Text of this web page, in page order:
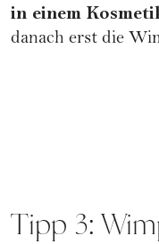
in einem
danach erst die
Tipp 3: